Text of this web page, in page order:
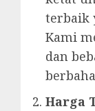
terbaik
Kami
dan
Harga